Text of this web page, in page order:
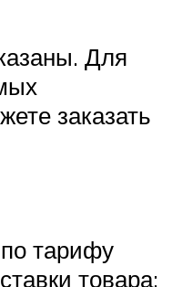
Для
заказать
тарифу
товара: